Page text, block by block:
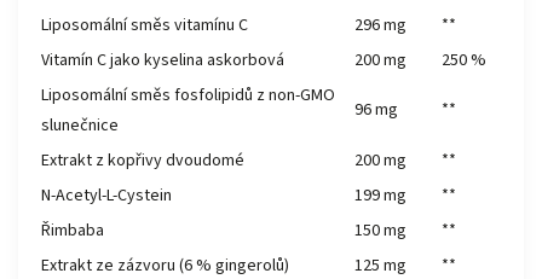
Liposomální směs vitamínu C 296 mg
**
Vitamín C jako kyselina askorbová
200 mg
250 %
Liposomální směs fosfolipidů z non-GMO
slunečnice
96 mg **
Extrakt z kopřivy dvoudomé 200 mg
**
N-Acetyl-L-Cystein
199 mg
**
Řimbaba
150 mg
**
Extrakt ze zázvoru (6 % gingerolů)
125 mg
**